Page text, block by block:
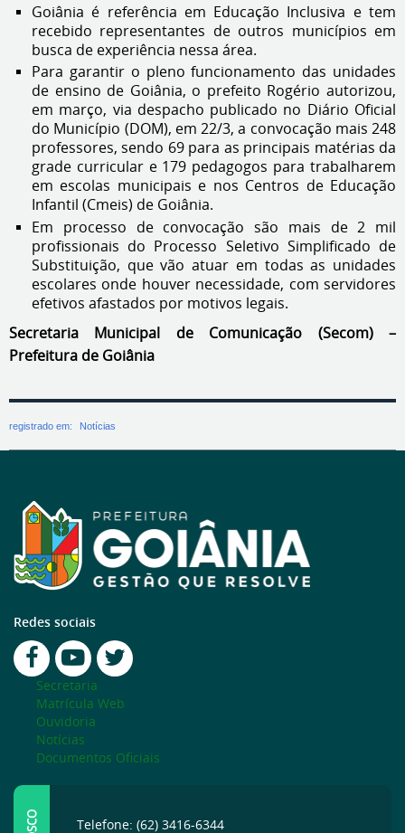
Goiânia é referência em Educação Inclusiva e tem
recebido representantes de outros municípios em
busca de experiência nessa área.
Para garantir o pleno funcionamento das unidades
de ensino de Goiânia, o prefeito Rogério autorizou,
em março, via despacho publicado no Diário Oficial
do Município (DOM), em 22/3, a convocação mais 248
professores, sendo 69 para as principais matérias da
grade curricular e 179 pedagogos para trabalharem
em escolas municipais e nos Centros de Educação
Infantil (Cmeis) de Goiânia.
Em processo de convocação são mais de 2 mil
profissionais do Processo Seletivo Simplificado de
Substituição, que vão atuar em todas as unidades
escolares onde houver necessidade, com servidores
efetivos afastados por motivos legais.
Secretaria Municipal de Comunicação (Secom) –
Prefeitura de Goiânia
registrado em: Notícias
Redes sociais
Secretaria
Matrícula Web
Ouvidoria
Notícias
Documentos Oficiais
Telefone: (62) 3416-6344